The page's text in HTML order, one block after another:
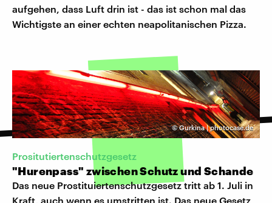
aufgehen, dass Luft drin ist - das ist schon mal das
Wichtigste an einer echten neapolitanischen Pizza.
©Gurkina | photocase.de
Prositutiertenschutzgesetz
"Hurenpass" zwischen Schutz und Schande
Das neue Prostituiertenschutzgesetz tritt ab 1. Juli in
Kraft, auch wenn es umstritten ist. Das neue Gesetz